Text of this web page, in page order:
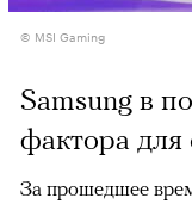
© MSI Gaming
Samsung в
фактора
За прошедшее